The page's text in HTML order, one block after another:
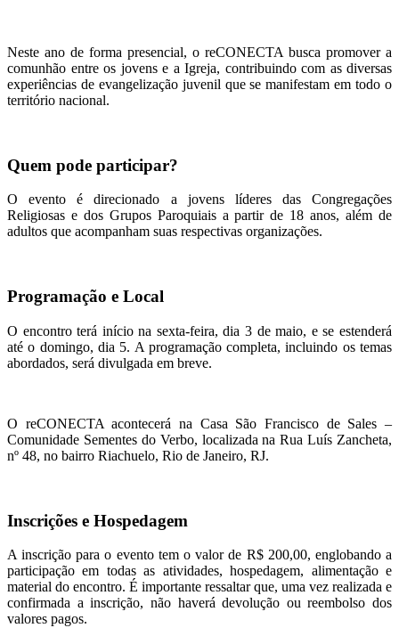
Neste ano de forma presencial, o reCONECTA busca promover a
comunhão entre os jovens e a Igreja, contribuindo com as diversas
experiências de evangelização juvenil que se manifestam em todo o
território nacional.
Quem pode participar?
O evento é direcionado a jovens líderes das Congregações
Religiosas e dos Grupos Paroquiais a partir de 18 anos, além de
adultos que acompanham suas respectivas organizações.
Programação e Local
O encontro terá início na sexta-feira, dia 3 de maio, e se estenderá
até o domingo, dia 5. A programação completa, incluindo os temas
abordados, será divulgada em breve.
O reCONECTA acontecerá na Casa São Francisco de Sales –
Comunidade Sementes do Verbo, localizada na Rua Luís Zancheta,
nº 48, no bairro Riachuelo, Rio de Janeiro, RJ.
Inscrições e Hospedagem
A inscrição para o evento tem o valor de R$ 200,00, englobando a
participação em todas as atividades, hospedagem, alimentação e
material do encontro. É importante ressaltar que, uma vez realizada e
confirmada a inscrição, não haverá devolução ou reembolso dos
valores pagos.